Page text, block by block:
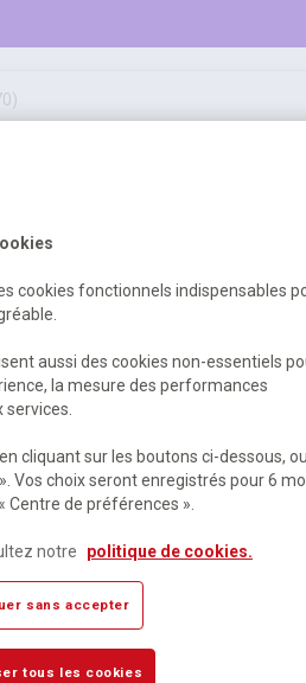
outils, travaux & entretien
nous excuser pour la
Retour à l'accueil
si validation avant
cookies fonctionnels indispensables
aussi des cookies non-essentiels
la mesure des performances
services.
cliquant sur les boutons ci-dessous,
Vos choix seront enregistrés pour 6
de préférences ».
notre politique de cookies.
sans accepter
tous les cookies